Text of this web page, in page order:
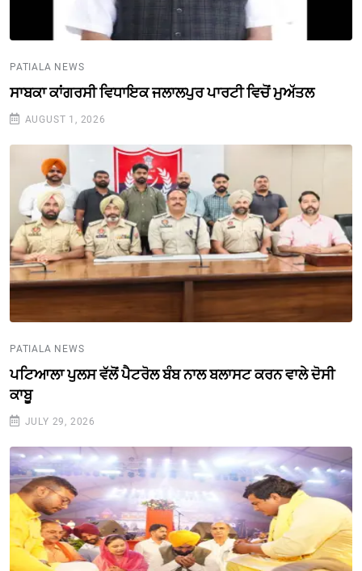
PATIALA NEWS
ਸਾਬਕਾ ਕਾਂਗਰਸੀ ਵਿਧਾਇਕ ਜਲਾਲਪੁਰ ਪਾਰਟੀ ਵਿਚੋਂ ਮੁਅੱਤਲ
AUGUST 1, 2026
PATIALA NEWS
ਪਟਿਆਲਾ ਪੁਲਸ ਵੱਲੋਂ ਪੈਟਰੋਲ ਬੰਬ ਨਾਲ ਬਲਾਸਟ ਕਰਨ ਵਾਲੇ ਦੋਸੀ
ਕਾਬੂ
JULY 29, 2026